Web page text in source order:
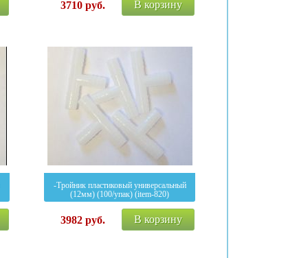
3710руб. В корзину
-Тройник пластиковый универсальный
(12мм) (100/упак) (item-820)
3982руб. В корзину